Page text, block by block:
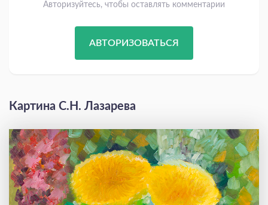
Авторизуйтесь, чтобы оставлять комментарии
АВТОРИЗОВАТЬСЯ
Картина С.Н. Лазарева